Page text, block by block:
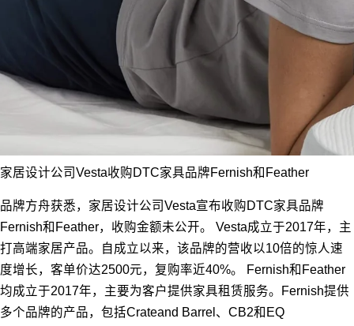
家居设计公司Vesta收购DTC家具品牌Fernish和Feather
品牌方舟获悉，家居设计公司Vesta宣布收购DTC家具品牌
Fernish和Feather，收购金额未公开。 Vesta成立于2017年，主
打高端家居产品。自成立以来，该品牌的营收以10倍的惊人速
度增长，客单价达2500元，复购率近40%。 Fernish和Feather
均成立于2017年，主要为客户提供家具租赁服务。Fernish提供
多个品牌的产品，包括Crateand Barrel、CB2和EQ